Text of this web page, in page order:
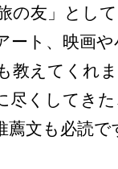
の友」とし
ート、映画
教えてくれ
尽くしてき
薦文も必読で